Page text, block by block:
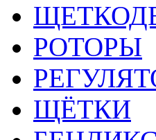
РОТОРЫ
ЩЁТКИ